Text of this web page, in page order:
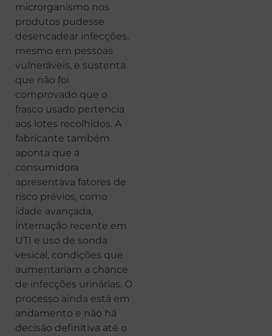
microrganismo nos
produtos pudesse
desencadear infecções,
mesmo em pessoas
vulneráveis, e sustenta
que não foi
comprovado que o
frasco usado pertencia
aos lotes recolhidos. A
fabricante também
aponta que a
consumidora
apresentava fatores de
risco prévios, como
idade avançada,
internação recente em
UTI e uso de sonda
vesical, condições que
aumentariam a chance
de infecções urinárias. O
processo ainda está em
andamento e não há
decisão definitiva até o